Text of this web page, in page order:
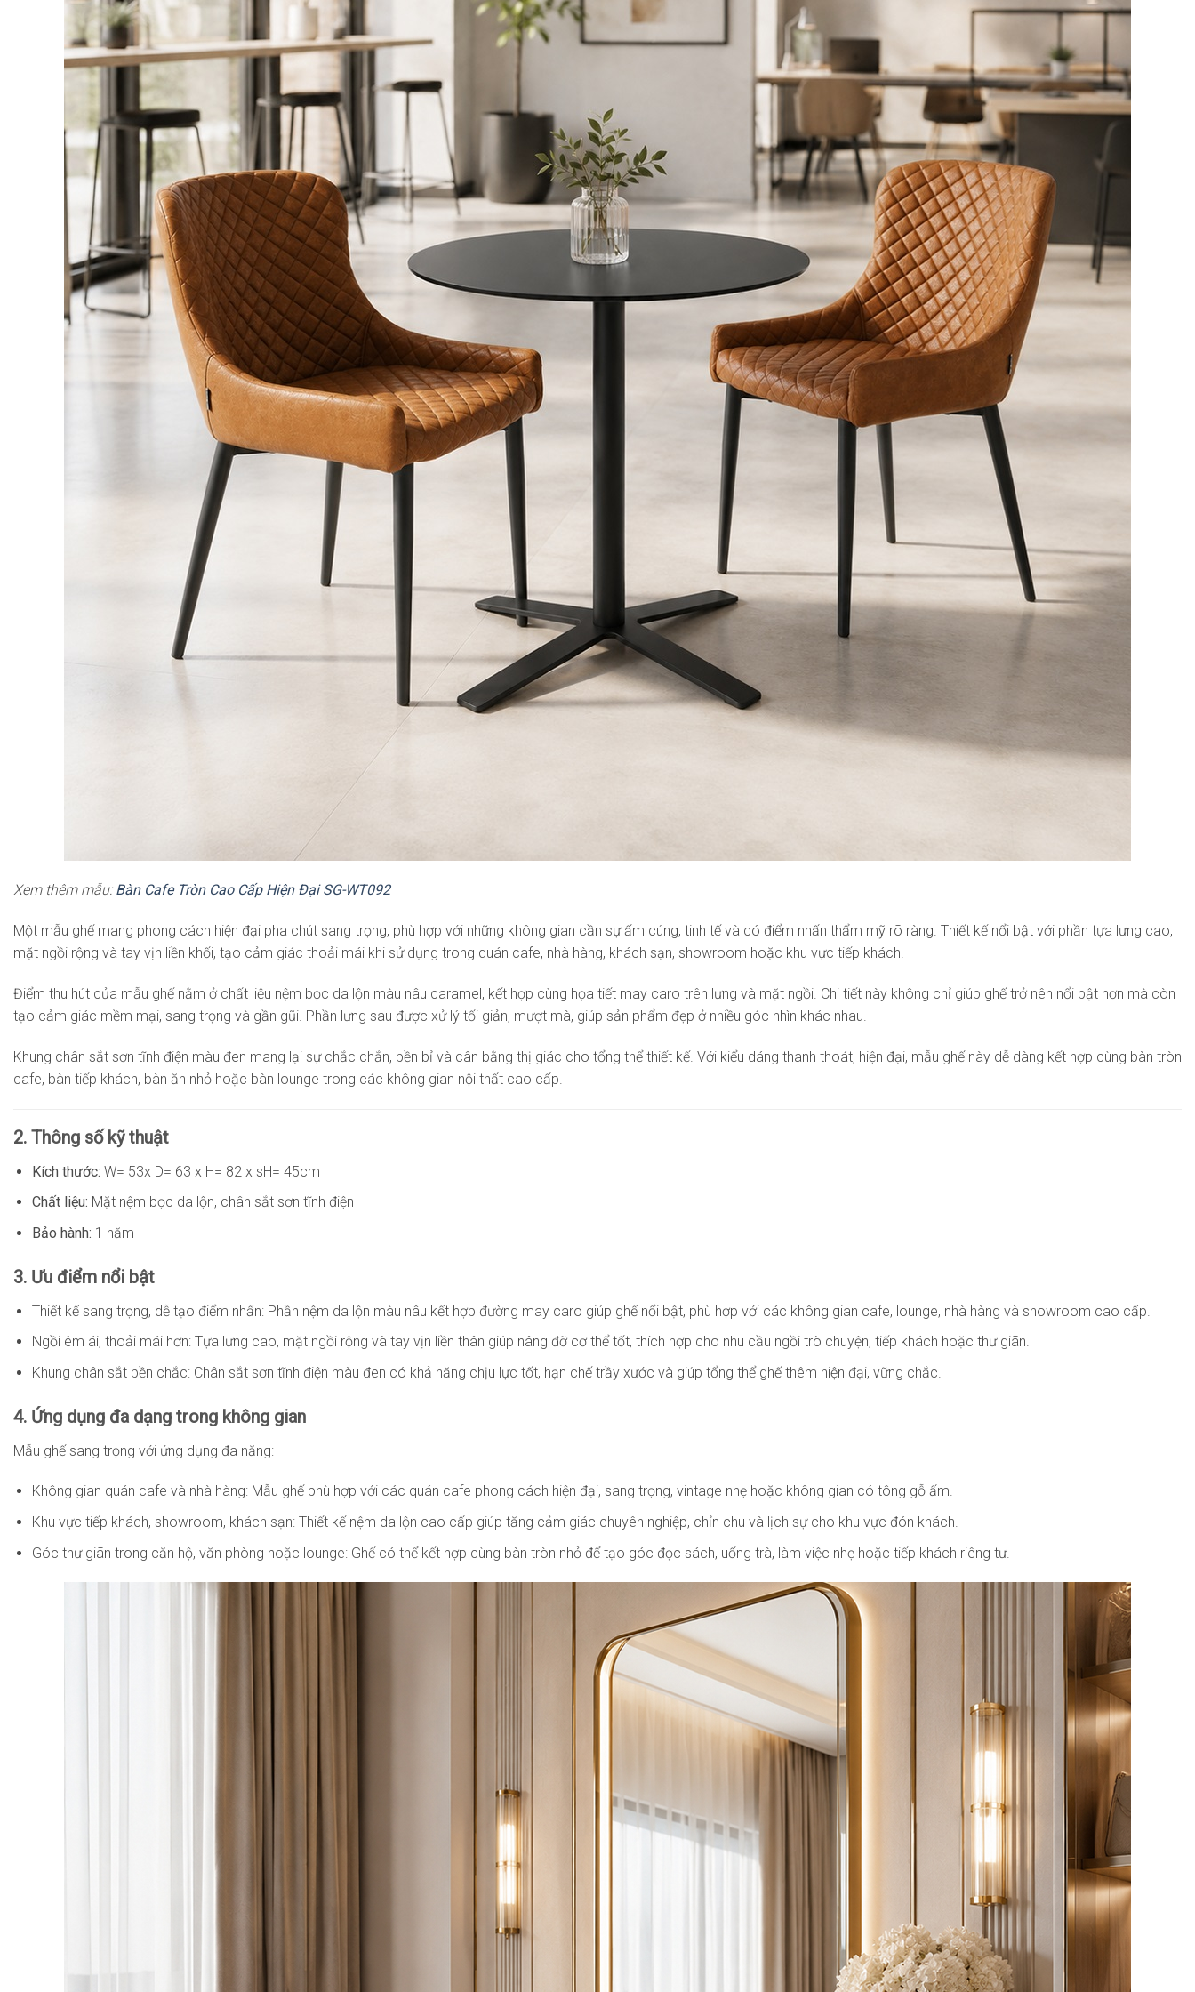
Xem thêm mẫu: Bàn Cafe Tròn Cao Cấp Hiện Đại SG-WT092
Một mẫu ghế mang phong cách hiện đại pha chút sang trọng, phù hợp với những không gian cần sự ấm cúng, tinh tế và có điểm nhấn thẩm mỹ rõ ràng. Thiết kế nổi bật với phần tựa lưng cao,
mặt ngồi rộng và tay vịn liền khối, tạo cảm giác thoải mái khi sử dụng trong quán cafe, nhà hàng, khách sạn, showroom hoặc khu vực tiếp khách.
Điểm thu hút của mẫu ghế nằm ở chất liệu nệm bọc da lộn màu nâu caramel, kết hợp cùng họa tiết may caro trên lưng và mặt ngồi. Chi tiết này không chỉ giúp ghế trở nên nổi bật hơn mà còn
tạo cảm giác mềm mại, sang trọng và gần gũi. Phần lưng sau được xử lý tối giản, mượt mà, giúp sản phẩm đẹp ở nhiều góc nhìn khác nhau.
Khung chân sắt sơn tĩnh điện màu đen mang lại sự chắc chắn, bền bỉ và cân bằng thị giác cho tổng thể thiết kế. Với kiểu dáng thanh thoát, hiện đại, mẫu ghế này dễ dàng kết hợp cùng bàn tròn
cafe, bàn tiếp khách, bàn ăn nhỏ hoặc bàn lounge trong các không gian nội thất cao cấp.
2. Thông số kỹ thuật
Kích thước: W= 53x D= 63 x H= 82 x sH= 45cm
Chất liệu: Mặt nệm bọc da lộn, chân sắt sơn tĩnh điện
Bảo hành: 1 năm
3. Ưu điểm nổi bật
Thiết kế sang trọng, dễ tạo điểm nhấn: Phần nệm da lộn màu nâu kết hợp đường may caro giúp ghế nổi bật, phù hợp với các không gian cafe, lounge, nhà hàng và showroom cao cấp.
Ngồi êm ái, thoải mái hơn: Tựa lưng cao, mặt ngồi rộng và tay vịn liền thân giúp nâng đỡ cơ thể tốt, thích hợp cho nhu cầu ngồi trò chuyện, tiếp khách hoặc thư giãn.
Khung chân sắt bền chắc: Chân sắt sơn tĩnh điện màu đen có khả năng chịu lực tốt, hạn chế trầy xước và giúp tổng thể ghế thêm hiện đại, vững chắc.
4. Ứng dụng đa dạng trong không gian
Mẫu ghế sang trọng với ứng dụng đa năng:
Không gian quán cafe và nhà hàng: Mẫu ghế phù hợp với các quán cafe phong cách hiện đại, sang trọng, vintage nhẹ hoặc không gian có tông gỗ ấm.
Khu vực tiếp khách, showroom, khách sạn: Thiết kế nệm da lộn cao cấp giúp tăng cảm giác chuyên nghiệp, chỉn chu và lịch sự cho khu vực đón khách.
Góc thư giãn trong căn hộ, văn phòng hoặc lounge: Ghế có thể kết hợp cùng bàn tròn nhỏ để tạo góc đọc sách, uống trà, làm việc nhẹ hoặc tiếp khách riêng tư.